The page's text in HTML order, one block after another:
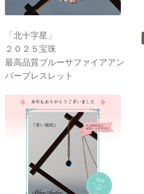
「北十字星」
２０２５宝珠
最高品質ブルーサファイアアン
バーブレスレット